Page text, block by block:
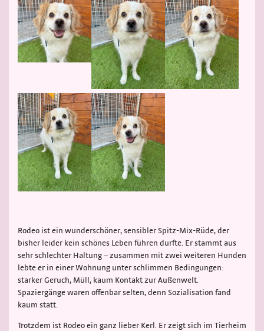
Rodeo ist ein wunderschöner, sensibler Spitz-Mix-Rüde, der
bisher leider kein schönes Leben führen durfte. Er stammt aus
sehr schlechter Haltung – zusammen mit zwei weiteren Hunden
lebte er in einer Wohnung unter schlimmen Bedingungen:
starker Geruch, Müll, kaum Kontakt zur Außenwelt.
Spaziergänge waren offenbar selten, denn Sozialisation fand
kaum statt.
Trotzdem ist Rodeo ein ganz lieber Kerl. Er zeigt sich im Tierheim